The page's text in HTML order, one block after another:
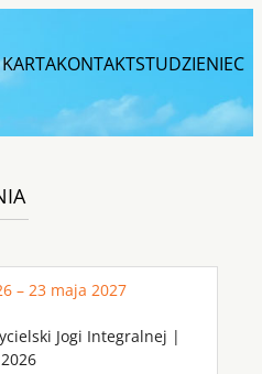
KONTAKTSTUDZIENIEC
– 23 maja 2027
Jogi Integralnej |